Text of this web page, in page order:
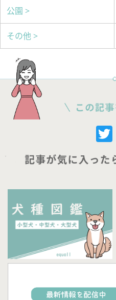
公園 >
その他 >